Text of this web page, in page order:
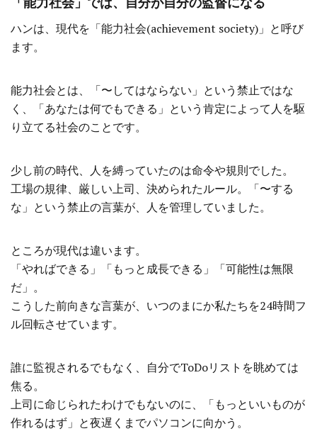
ハンは、現代を「能力社会(achievement society)」と呼び
ます。
能力社会とは、「〜してはならない」という禁止ではな
く、「あなたは何でもできる」という肯定によって人を駆
り立てる社会のことです。
少し前の時代、人を縛っていたのは命令や規則でした。
工場の規律、厳しい上司、決められたルール。「〜する
な」という禁止の言葉が、人を管理していました。
ところが現代は違います。
「やればできる」「もっと成長できる」「可能性は無限
だ」。
こうした前向きな言葉が、いつのまにか私たちを24時間フ
ル回転させています。
誰に監視されるでもなく、自分でToDoリストを眺めては
焦る。
上司に命じられたわけでもないのに、「もっといいものが
作れるはず」と夜遅くまでパソコンに向かう。